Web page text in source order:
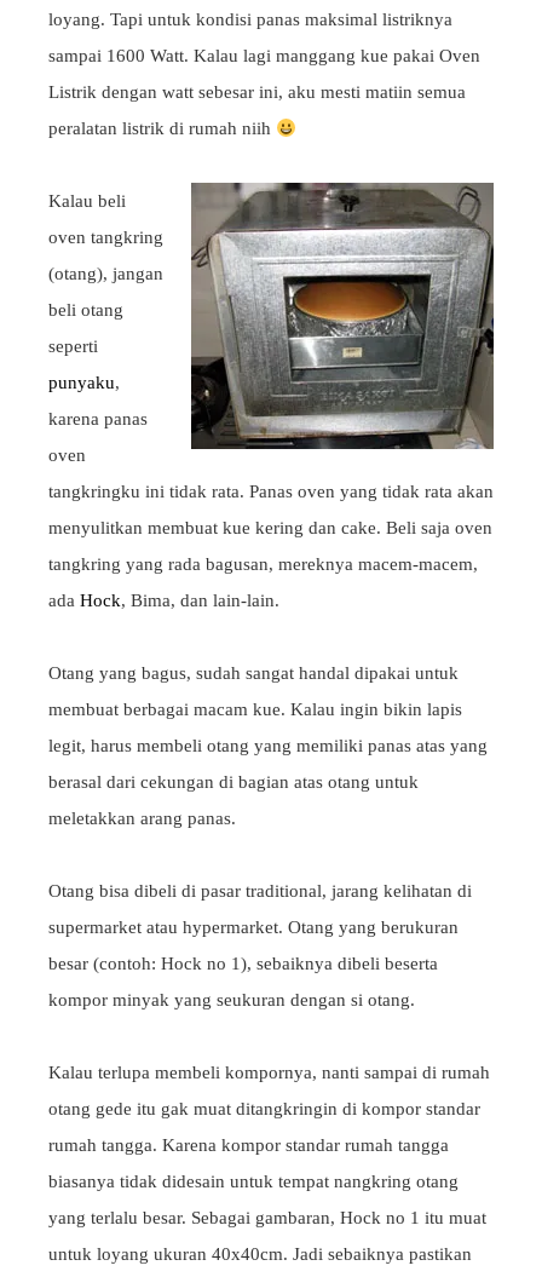
loyang. Tapi untuk kondisi panas maksimal listriknya
sampai 1600 Watt. Kalau lagi manggang kue pakai Oven
Listrik dengan watt sebesar ini, aku mesti matiin semua
peralatan listrik di rumah niih
Kalau beli
oven tangkring
(otang), jangan
beli otang
seperti
punyaku,
karena panas
oven
tangkringku ini tidak rata. Panas oven yang tidak rata akan
menyulitkan membuat kue kering dan cake. Beli saja oven
tangkring yang rada bagusan, mereknya macem-macem,
ada Hock, Bima, dan lain-lain.
Otang yang bagus, sudah sangat handal dipakai untuk
membuat berbagai macam kue. Kalau ingin bikin lapis
legit, harus membeli otang yang memiliki panas atas yang
berasal dari cekungan di bagian atas otang untuk
meletakkan arang panas.
Otang bisa dibeli di pasar traditional, jarang kelihatan di
supermarket atau hypermarket. Otang yang berukuran
besar (contoh: Hock no 1), sebaiknya dibeli beserta
kompor minyak yang seukuran dengan si otang.
Kalau terlupa membeli kompornya, nanti sampai di rumah
otang gede itu gak muat ditangkringin di kompor standar
rumah tangga. Karena kompor standar rumah tangga
biasanya tidak didesain untuk tempat nangkring otang
yang terlalu besar. Sebagai gambaran, Hock no 1 itu muat
untuk loyang ukuran 40x40cm. Jadi sebaiknya pastikan